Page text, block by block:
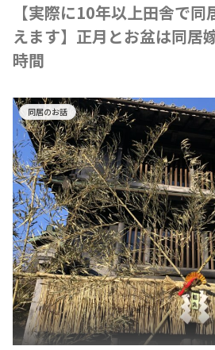
【実際に10年以上田舎で
えます】正月とお盆は同居
時間
同居のお話